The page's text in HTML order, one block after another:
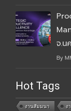
จ.น
By
Hot Tags
งานสัมมนา ง